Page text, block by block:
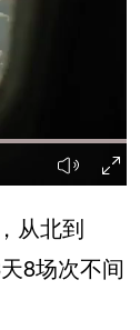
从北到
8场次不间